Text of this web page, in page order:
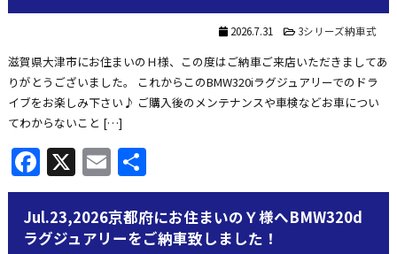
2026.7.31 3シリーズ納車式
滋賀県大津市にお住まいのＨ様、この度はご納車ご来店いただきましてあ
りがとうございました。 これからこのBMW320iラグジュアリーでのドラ
イブをお楽しみ下さい♪ ご購入後のメンテナンスや車検などお車につい
てわからないこと […]
Facebook
X Email
共
有
Jul.23,2026京都府にお住まいのＹ様へBMW320d
ラグジュアリーをご納車致しました！